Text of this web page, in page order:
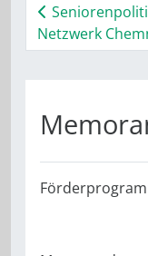
Netzwerk